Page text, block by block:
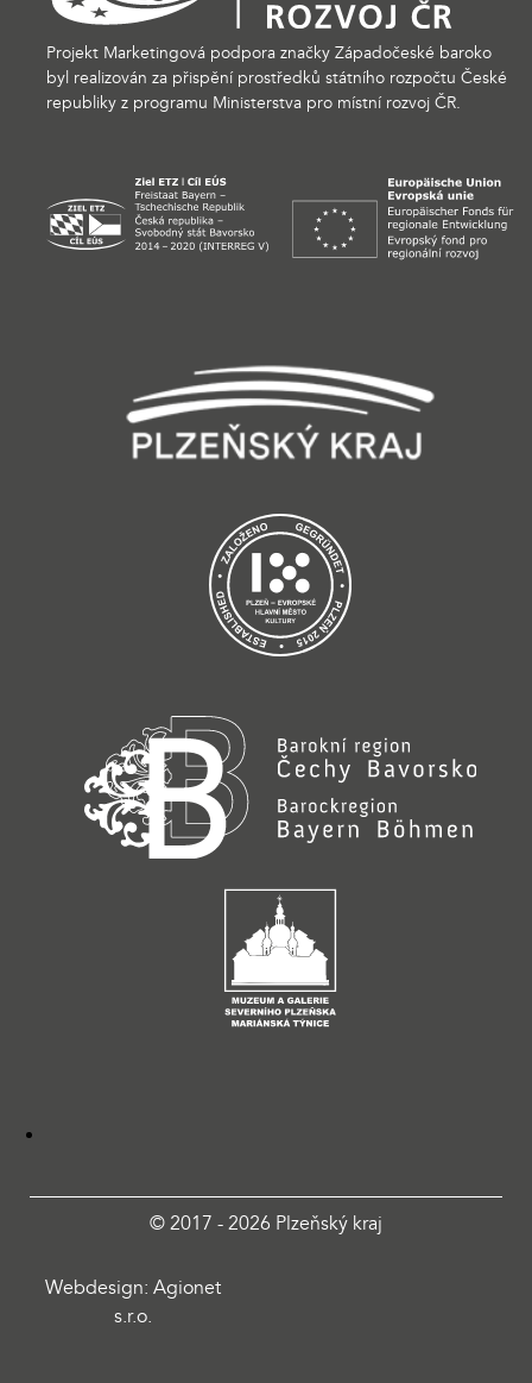
Projekt Marketingová podpora značky Západočeské baroko
byl realizován za přispění prostředků státního rozpočtu České
republiky z programu Ministerstva pro místní rozvoj ČR.
© 2017 - 2026 Plzeňský kraj
Webdesign: Agionet
s.r.o.